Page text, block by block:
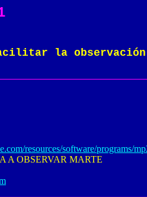
la
resources/software/programs/
A OBSERVAR MARTE